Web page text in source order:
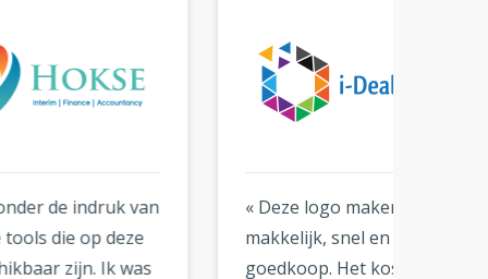
« Deze logo maker is
makkelijk, snel en erg
goedkoop. Het kostte me